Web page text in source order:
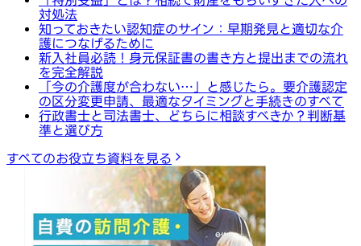
対処法
知っておきたい認知症のサイン：早期発見と適切な介
護につなげるために
新入社員必読！身元保証書の書き方と提出までの流れ
を完全解説
「今の介護度が合わない…」と感じたら。要介護認定
の区分変更申請、最適なタイミングと手続きのすべて
行政書士と司法書士、どちらに相談すべきか？判断基
準と選び方
すべてのお役立ち資料を見る